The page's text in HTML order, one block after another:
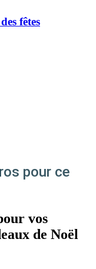
fêtes
pour ce
vos
de Noël